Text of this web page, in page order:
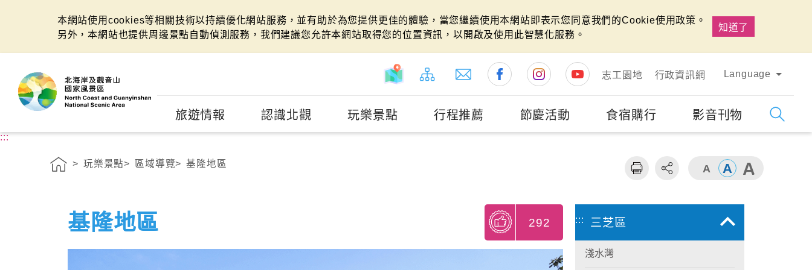
本網站使用cookies等相關技術以持續優化網站服務，並有助於為您提供更佳的體驗，當您繼續使用本網站即表示您同意我們的Cookie使用政策。
另外，本網站也提供周邊景點自動偵測服務，我們建議您允許本網站取得您的位置資訊，以開啟及使用此智慧化服務。
知道了
志工園地
行政資訊網 Language
旅遊情報 認識北觀 玩樂景點 行程推薦 節慶活動 食宿購行 影音刊物
:::
玩樂景點 區域導覽 基隆地區
基隆地區 292 ::: 三芝區
淺水灣